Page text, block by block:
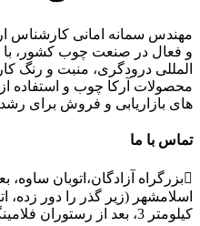
مهندس سمانه امانی کارشناس
و فعال در صنعت چوب کشور، با
المللی درودگری، منبت و رنگ
محصولات آرکا چوب و استفاده
های بازاریابی و فروش برای
تماس با ما
بزرگراه آزادگان،اتوبان
اسلامشهر (زیر گذر را دور زده،
کیلومتر 3، بعد از رستوران فلامینگو، پلاک 100 ، درب سبز رنگ